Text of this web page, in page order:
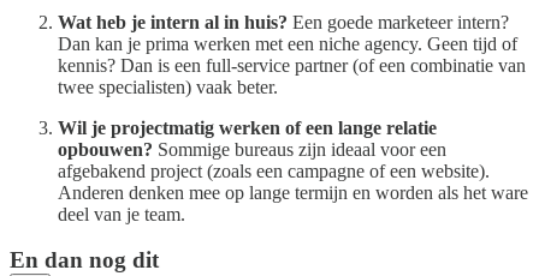
Wat heb je intern al in huis? Een goede marketeer intern?
Dan kan je prima werken met een niche agency. Geen tijd of
kennis? Dan is een full-service partner (of een combinatie van
twee specialisten) vaak beter.
Wil je projectmatig werken of een lange relatie
opbouwen? Sommige bureaus zijn ideaal voor een
afgebakend project (zoals een campagne of een website).
Anderen denken mee op lange termijn en worden als het ware
deel van je team.
En dan nog dit